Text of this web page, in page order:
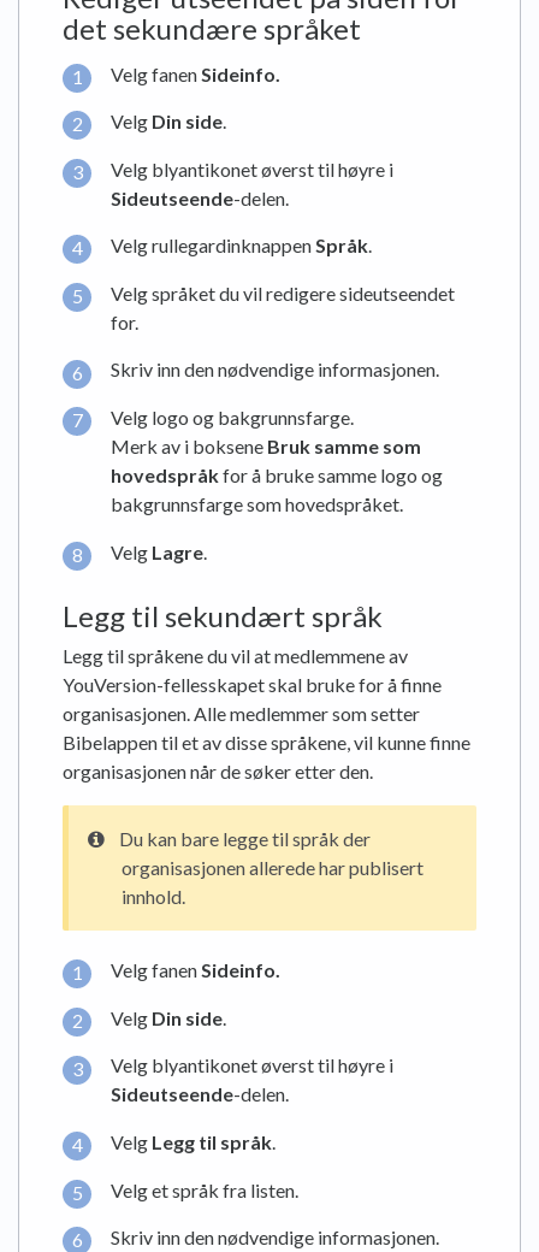
det sekundære språket
Velg fanen Sideinfo
Velg Din side.
Velg blyantikonet øverst til høyre i
Sideutseende-delen.
Velg rullegardinknappenSpråk.
Velg språket du vil redigere sideutseendet
for.
Skriv inn den nødvendige informasjonen.
Velg logo og bakgrunnsfarge.
Merk av i boksene Bruk samme som
hovedspråkfor å bruke samme logo og
bakgrunnsfarge som hovedspråket.
Velg Lagre
Legg til sekundært språk
Legg til språkene du vil at medlemmene av
YouVersion-fellesskapet skal bruke for å finne
organisasjonen. Alle medlemmer som setter
Bibelappen til et av disse språkene, vil kunne finne
organisasjonen når de søker etter den.
Du kan bare legge til språk der
organisasjonen allerede har publisert
innhold.
Velg fanenSideinfo.
Velg Din side.
Velg blyantikonet øverst til høyre i
Sideutseende-delen.
Velg Legg til språk.
Velg et språk fra listen.
Skriv inn den nødvendige informasjonen.